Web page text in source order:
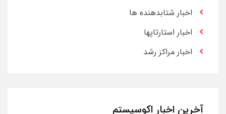
اخبار شتابدهنده ها
اخبار استارتاپها
اخبار مراکز رشد
آخرین اخبار اکوسیستم